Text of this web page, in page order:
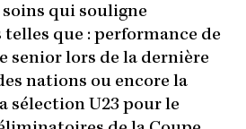
qui souligne
que : performance de
senior lors de la dernière
nations ou encore la
sélection U23 pour le